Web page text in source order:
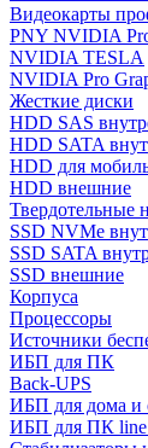
Видеокарты
PNY NVIDIA
NVIDIA TESLA
NVIDIA Pro
Жесткие диски
HDD SAS
HDD SATA
HDD для
HDD внешние
Твердотельные
SSD NVMe
SSD SATA
SSD внешние
Корпуса
Процессоры
Источники
ИБП для ПК
Back-UPS
ИБП для дома и
ИБП для ПК linе